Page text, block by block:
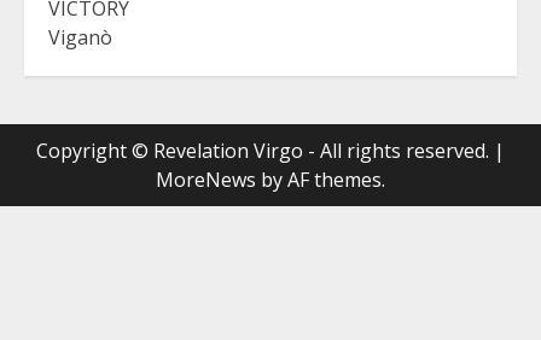
VICTORY
Viganò
Copyright © Revelation Virgo - All rights reserved. |
MoreNews by AF themes.